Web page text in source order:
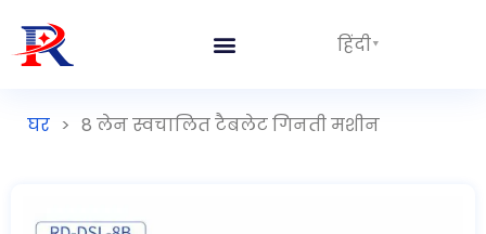
हिंदी
घर > 8 लेन स्वचालित टैबलेट गिनती मशीन